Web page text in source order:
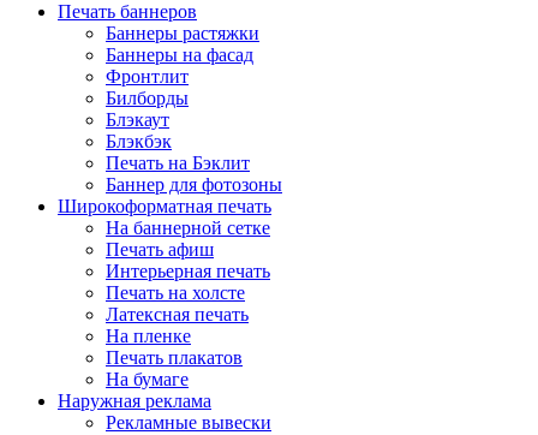
Печать баннеров
Баннеры растяжки
Баннеры на фасад
Фронтлит
Билборды
Блэкаут
Блэкбэк
Печать на Бэклит
Баннер для фотозоны
Широкоформатная печать
На баннерной сетке
Печать афиш
Интерьерная печать
Печать на холсте
Латексная печать
На пленке
Печать плакатов
На бумаге
Наружная реклама
Рекламные вывески